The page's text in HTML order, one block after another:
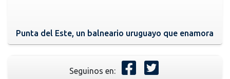
Punta del Este, un balneario uruguayo que enamora
Seguinos en: